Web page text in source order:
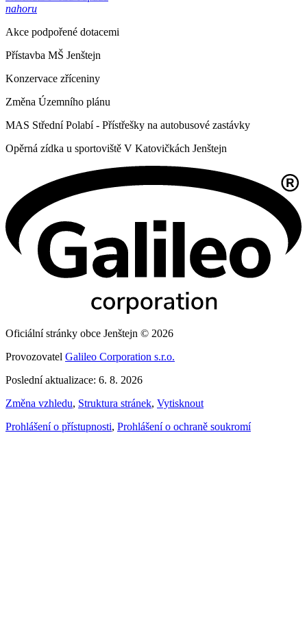
nahoru
Akce podpořené dotacemi
Přístavba MŠ Jenštejn
Konzervace zříceniny
Změna Územního plánu
MAS Střední Polabí - Přístřešky na autobusové zastávky
Opěrná zídka u sportoviště V Katovičkách Jenštejn
Oficiální stránky obce Jenštejn © 2026
Provozovatel Galileo Corporation s.r.o.
Poslední aktualizace: 6. 8. 2026
Změna vzhledu, Struktura stránek, Vytisknout
Prohlášení o přístupnosti, Prohlášení o ochraně soukromí